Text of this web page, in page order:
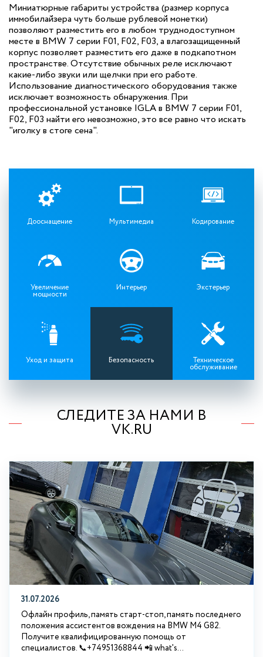
Миниатюрные габариты устройства (размер корпуса
иммобилайзера чуть больше рублевой монетки)
позволяют разместить его в любом труднодоступном
месте в BMW 7 серии F01, F02, F03, а влагозащищенный
корпус позволяет разместить его даже в подкапотном
пространстве. Отсутствие обычных реле исключают
какие-либо звуки или щелчки при его работе.
Использование диагностического оборудования также
исключает возможность обнаружения. При
профессиональной установке IGLA в BMW 7 серии F01,
F02, F03 найти его невозможно, это все равно что искать
"иголку в стоге сена".
Дооснащение Мультимедиа Кодирование
Увеличение
мощности
Интерьер Экстерьер
Уход и защита Безопасность Техническое
обслуживание
СЛЕДИТЕ ЗА НАМИ В
VK.RU
31.07.2026
Офлайн профиль, память старт-стоп, память последнего
положения ассистентов вождения на BMW М4 G82.
Получите квалифицированную помощь от
специалистов. 📞+74951368844 📲 what's...